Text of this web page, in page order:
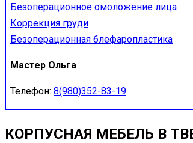
Безоперационное омоложение лица
Коррекция груди
Безоперационная блефаропластика
Мастер Ольга
Телефон: 8(980)352-83-19
КОРПУСНАЯ МЕБЕЛЬ В